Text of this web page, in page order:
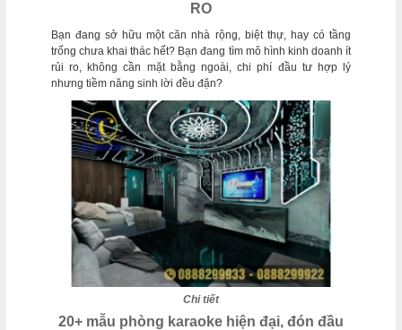
RO
Bạn đang sở hữu một căn nhà rộng, biệt thự, hay có tầng
trống chưa khai thác hết? Bạn đang tìm mô hình kinh doanh ít
rủi ro, không cần mặt bằng ngoài, chi phí đầu tư hợp lý
nhưng tiềm năng sinh lời đều đặn?
Chi tiết
20+ mẫu phòng karaoke hiện đại, đón đầu